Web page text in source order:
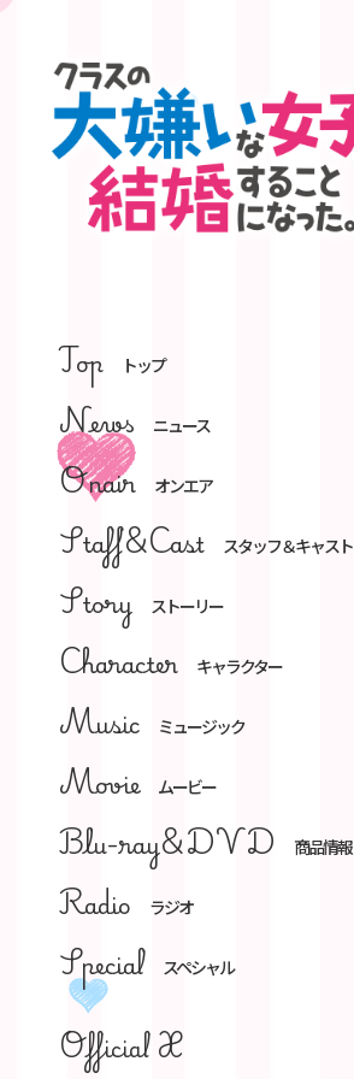
Top トップ
News ニュース
Onair オンエア
Staff&Cast スタッフ＆キャスト
Story ストーリー
Character キャラクター
Music ミュージック
Movie ムービー
Blu-ray&DVD 商品情報
Radio ラジオ
Special スペシャル
Official X